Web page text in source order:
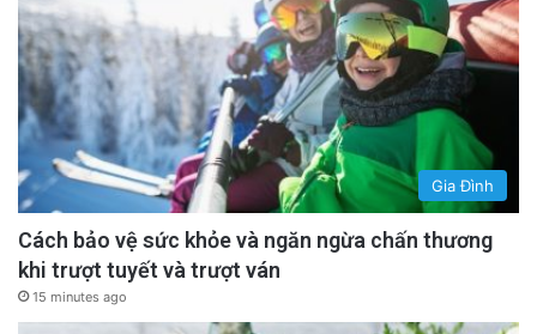
Gia Đình
Cách bảo vệ sức khỏe và ngăn ngừa chấn thương
khi trượt tuyết và trượt ván
15 minutes ago